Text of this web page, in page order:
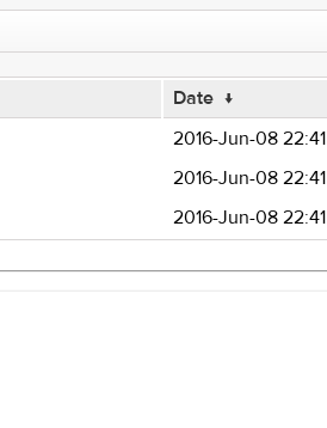
Date ↓
2016-Jun-08 22:41
2016-Jun-08 22:41
2016-Jun-08 22:41